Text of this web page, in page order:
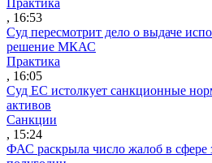
, 16:53
Суд пересмотрит дело о выдаче
решение МКАС
Практика
, 16:05
Суд ЕС истолкует санкционные
активов
Санкции
, 15:24
ФАС раскрыла число жалоб в сфере